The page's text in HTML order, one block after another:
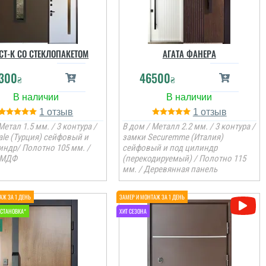
К СО СТЕКЛОПАКЕТОМ
₴
1
1.5 мм. / 3 контура /
(Турция) сейфовый и
Полотно 105 мм. /
МДФ
АГАТА ФАНЕРА
46500₴
1
В дом / Металл 2.2 мм. / 3 контура /
замки Securemme (Италия)
сейфовый и под цилиндр
(перекодируемый) / Полотно 115
мм. / Деревянная панель